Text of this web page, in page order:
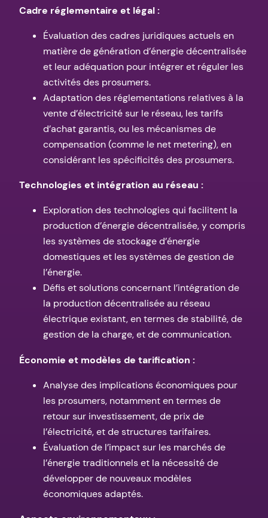
Cadre réglementaire et légal :
Évaluation des cadres juridiques actuels en
matière de génération d’énergie décentralisée
et leur adéquation pour intégrer et réguler les
activités des prosumers.
Adaptation des réglementations relatives à la
vente d’électricité sur le réseau, les tarifs
d’achat garantis, ou les mécanismes de
compensation (comme le net metering), en
considérant les spécificités des prosumers.
Technologies et intégration au réseau :
Exploration des technologies qui facilitent la
production d’énergie décentralisée, y compris
les systèmes de stockage d’énergie
domestiques et les systèmes de gestion de
l’énergie.
Défis et solutions concernant l’intégration de
la production décentralisée au réseau
électrique existant, en termes de stabilité, de
gestion de la charge, et de communication.
Économie et modèles de tarification :
Analyse des implications économiques pour
les prosumers, notamment en termes de
retour sur investissement, de prix de
l’électricité, et de structures tarifaires.
Évaluation de l’impact sur les marchés de
l’énergie traditionnels et la nécessité de
développer de nouveaux modèles
économiques adaptés.